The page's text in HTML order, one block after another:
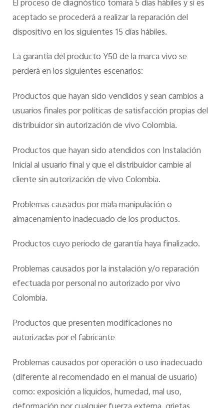
El proceso de diagnóstico tomará 5 días hábiles y si es
aceptado se procederá a realizar la reparación del
dispositivo en los siguientes 15 días hábiles.
La garantía del producto Y50 de la marca vivo se
perderá en los siguientes escenarios:
Productos que hayan sido vendidos y sean cambios a
usuarios finales por políticas de satisfacción propias del
distribuidor sin autorización de vivo Colombia.
Productos que hayan sido atendidos con Instalación
Inicial al usuario final y que el distribuidor cambie al
cliente sin autorización de vivo Colombia.
Problemas causados por mala manipulación o
almacenamiento inadecuado de los productos.
Productos cuyo periodo de garantía haya finalizado.
Problemas causados por la instalación y/o reparación
efectuada por personal no autorizado por vivo
Colombia.
Productos que presenten modificaciones no
autorizadas por el fabricante
Problemas causados por operación o uso inadecuado
(diferente al recomendado en el manual de usuario)
como: exposición a líquidos, humedad, mal uso,